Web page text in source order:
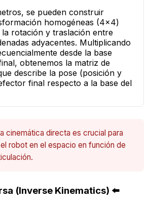
se pueden construir
homogéneas (4x4)
rotación y traslación entre
adyacentes. Multiplicando
desde la base
obtenemos la matriz de
describe la pose (posición y
final respecto a la base del
cinemática directa es crucial para
robot en el espacio en función de
(Inverse Kinematics) ⬅️